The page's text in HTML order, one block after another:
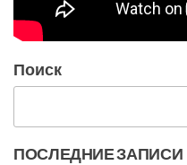
Поиск
ПОСЛЕДНИЕ ЗАПИСИ